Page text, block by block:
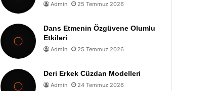
Admin 25 Temmuz 2026
Dans Etmenin Özgüvene Olumlu
Etkileri
Admin 25 Temmuz 2026
Deri Erkek Cüzdan Modelleri
Admin 24 Temmuz 2026